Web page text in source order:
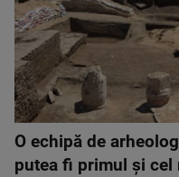
O echipă de
putea fi primul și cel